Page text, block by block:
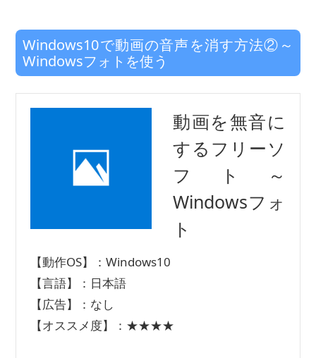
Windows10で動画の音声を消す方法②～
Windowsフォトを使う
動画を無音に
するフリーソ
フト～
Windowsフォ
ト
【動作OS】：Windows10
【言語】：日本語
【広告】：なし
【オススメ度】：★★★★